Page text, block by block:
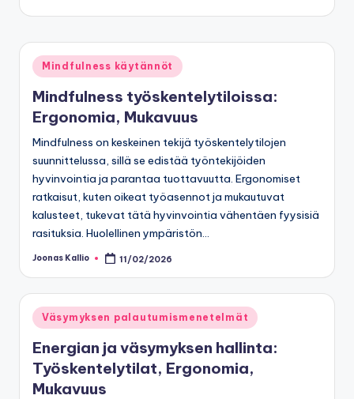
Posted
in
Mindfulness käytännöt
Mindfulness työskentelytiloissa:
Ergonomia, Mukavuus
Mindfulness on keskeinen tekijä työskentelytilojen
suunnittelussa, sillä se edistää työntekijöiden
hyvinvointia ja parantaa tuottavuutta. Ergonomiset
ratkaisut, kuten oikeat työasennot ja mukautuvat
kalusteet, tukevat tätä hyvinvointia vähentäen fyysisiä
rasituksia. Huolellinen ympäristön…
Posted
Joonas Kallio 11/02/2026
Posted
in
Väsymyksen palautumismenetelmät
Energian ja väsymyksen hallinta:
Työskentelytilat, Ergonomia,
Mukavuus